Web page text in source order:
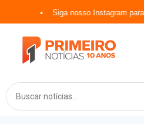
Siga nosso Instagram para